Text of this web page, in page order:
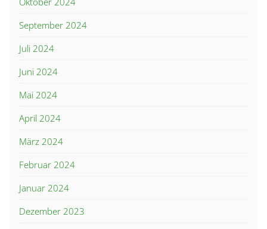
September 2024
Juli 2024
Juni 2024
Mai 2024
April 2024
März 2024
Februar 2024
Januar 2024
Dezember 2023